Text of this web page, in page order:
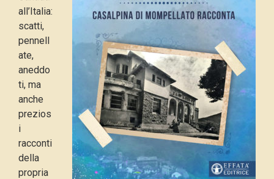
all’Italia:
scatti,
pennell
ate,
aneddo
ti, ma
anche
prezios
i
racconti
della
propria